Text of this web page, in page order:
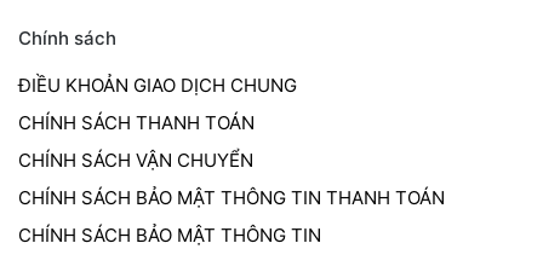
Chính sách
ĐIỀU KHOẢN GIAO DỊCH CHUNG
CHÍNH SÁCH THANH TOÁN
CHÍNH SÁCH VẬN CHUYỂN
CHÍNH SÁCH BẢO MẬT THÔNG TIN THANH TOÁN
CHÍNH SÁCH BẢO MẬT THÔNG TIN